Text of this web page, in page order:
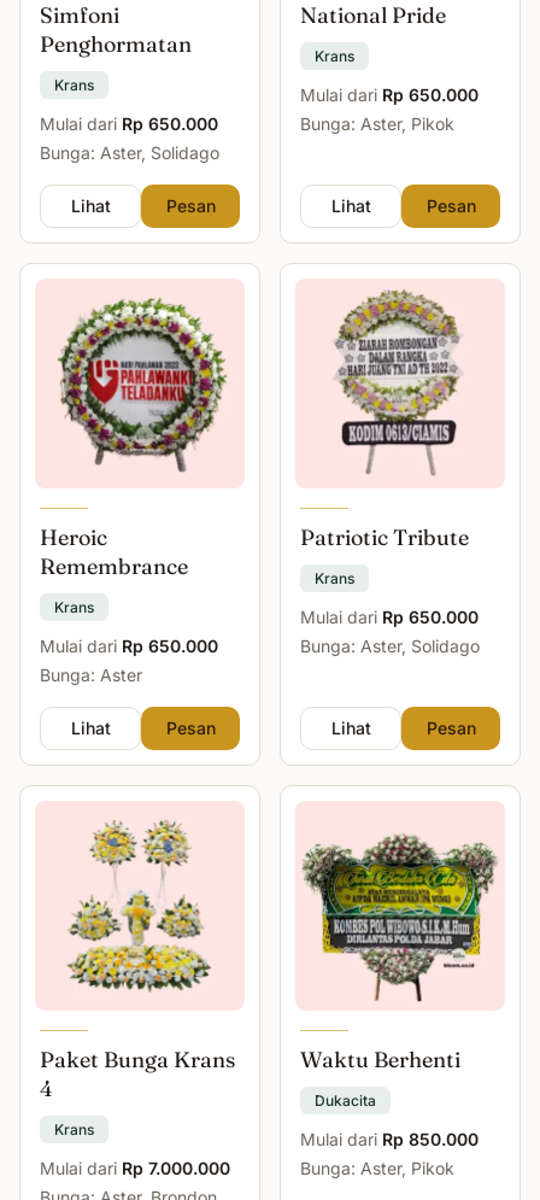
Simfoni
Penghormatan
Krans
Mulai dari Rp 650.000
Bunga: Aster, Solidago
Lihat Pesan
National Pride
Krans
Mulai dari Rp 650.000
Bunga: Aster, Pikok
Lihat Pesan
Heroic
Remembrance
Krans
Mulai dari Rp 650.000
Bunga: Aster
Lihat Pesan
Patriotic Tribute
Krans
Mulai dari Rp 650.000
Bunga: Aster, Solidago
Lihat Pesan
Paket Bunga Krans
4
Krans
Mulai dari Rp 7.000.000
Waktu Berhenti
Dukacita
Mulai dari Rp 850.000
Bunga: Aster, Pikok